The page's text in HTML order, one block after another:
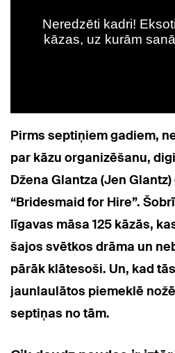
Pirms septiņiem gadiem,
par kāzu organizēšanu,
Džena Glantza (Jen
“Bridesmaid for Hire”.
līgavas māsa 125 kāzās,
šajos svētkos drāma un
pārāk klātesoši. Un, kad
jaunlaulātos piemeklē
septiņas no tām.